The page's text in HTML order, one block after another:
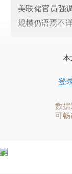
美联储官员强
规模仍语焉不
本
登
数据
可畅